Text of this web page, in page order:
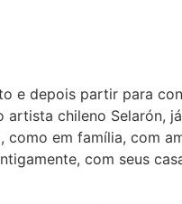
e depois partir para
chileno Selarón,
como em família, com
com seus